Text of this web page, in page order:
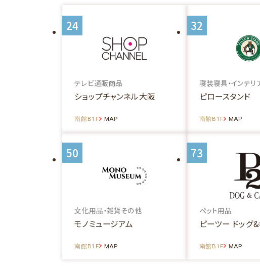
24
テレビ通販商品
ショップチャンネル大阪
南館B1F MAP
32
寝装寝具・インテリ
ピロースタンド
南館B1F MAP
50
文化用品・雑貨その他
モノミュージアム
南館B1F MAP
73
ペット用品
ピーツー ドッグ&
南館B1F MAP